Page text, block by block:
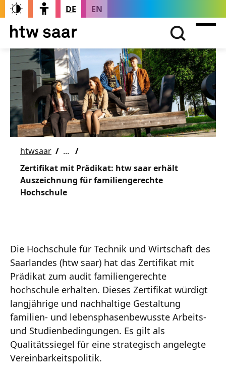
DE EN
htwsaar
Zertifikat mit Prädikat: htw saar erhält
Auszeichnung für familiengerechte
Hochschule
Die Hochschule für Technik und Wirtschaft des
Saarlandes (htw saar) hat das Zertifikat mit
Prädikat zum audit familiengerechte
hochschule erhalten. Dieses Zertifikat würdigt
langjährige und nachhaltige Gestaltung
familien- und lebensphasenbewusste Arbeits-
und Studienbedingungen. Es gilt als
Qualitätssiegel für eine strategisch angelegte
Vereinbarkeitspolitik.